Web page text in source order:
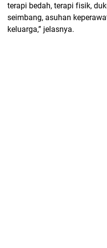
terapi bedah, terapi fisik,
seimbang, asuhan
keluarga,” jelasnya.